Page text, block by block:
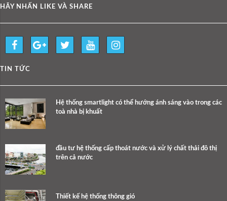
HÃY NHẤN LIKE VÀ SHARE
TIN TỨC
Hệ thống smartlight có thể hướng ánh sáng vào trong các
toà nhà bị khuất
đầu tư hệ thống cấp thoát nước và xử lý chất thải đô thị
trên cả nước
Thiết kế hệ thống thông gió